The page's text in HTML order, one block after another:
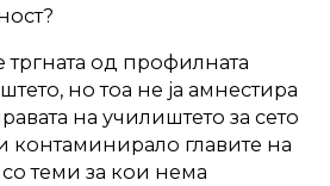
тргната од профилната
но тоа не ја амнестира
на училиштето за сето
контаминирало главите на
теми за кои нема